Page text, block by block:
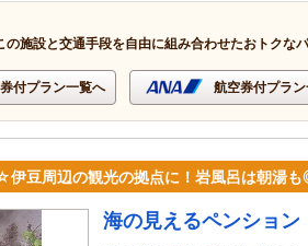
の施設と交通手段を自由に組み合わせたおトクな
付プラン一覧へ 航空券付プラ
伊豆周辺の観光の拠点に！岩風呂は朝湯
海の見えるペンショ